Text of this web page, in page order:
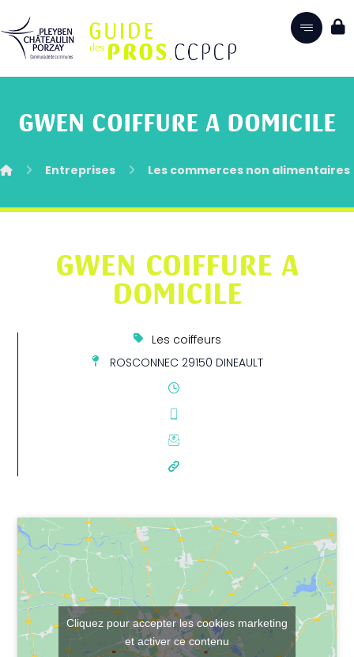
GWEN COIFFURE A DOMICILE
Entreprises Les commerces non alimentaires
GWEN COIFFURE A
DOMICILE
Les coiffeurs
ROSCONNEC 29150 DINEAULT
Cliquez pour accepter les cookies marketing
et activer ce contenu